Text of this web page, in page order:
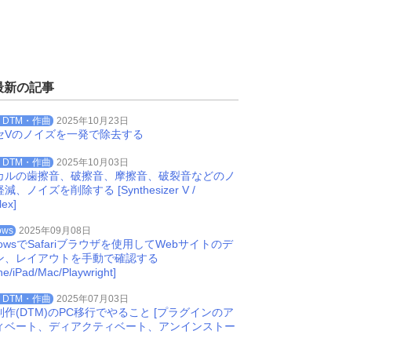
新の記事
・作曲 2025年10月23日
Vのノイズを一発で除去する
・作曲 2025年10月03日
ルの歯擦音、破擦音、摩擦音、破裂音などのノ
減、ノイズを削除する [Synthesizer V /
2025年09月08日
でSafariブラウザを使用してWebサイトのデ
、レイアウトを手動で確認する
iPad/Mac/Playwright]
・作曲 2025年07月03日
作(DTM)のPC移行でやること [プラグインのア
ベート、ディアクティベート、アンインストー